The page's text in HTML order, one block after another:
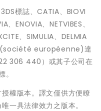
標誌、CATIA、BIOVI
ENOVIA、NETVIBES、
、SIMULIA、DELMIA
(société européenne)達
306 440）或其子公司在
權版本。譯文僅供方便瞭
一具法律效力之版本。